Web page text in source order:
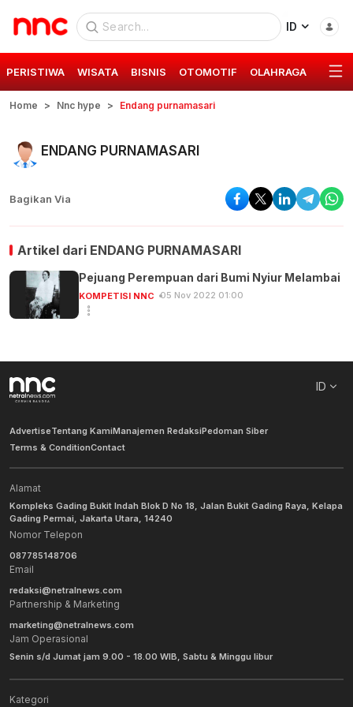
ID
PERISTIWA WISATA BISNIS OTOMOTIF OLAHRAGA GAYA
Home Nnc hype Endang purnamasari
ENDANG PURNAMASARI
Bagikan Via
Artikel dari ENDANG PURNAMASARI
Pejuang Perempuan dari Bumi Nyiur Melambai
KOMPETISI NNC 05 Nov 2022 01:00
ID
AdvertiseTentang KamiManajemen RedaksiPedoman Siber
Terms & ConditionContact
Alamat
Kompleks Gading Bukit Indah Blok D No 18, Jalan Bukit Gading Raya, Kelapa
Gading Permai, Jakarta Utara, 14240
Nomor Telepon
087785148706
Email
redaksi@netralnews.com
Partnership & Marketing
marketing@netralnews.com
Jam Operasional
Senin s/d Jumat jam 9.00 - 18.00 WIB, Sabtu & Minggu libur
Kategori